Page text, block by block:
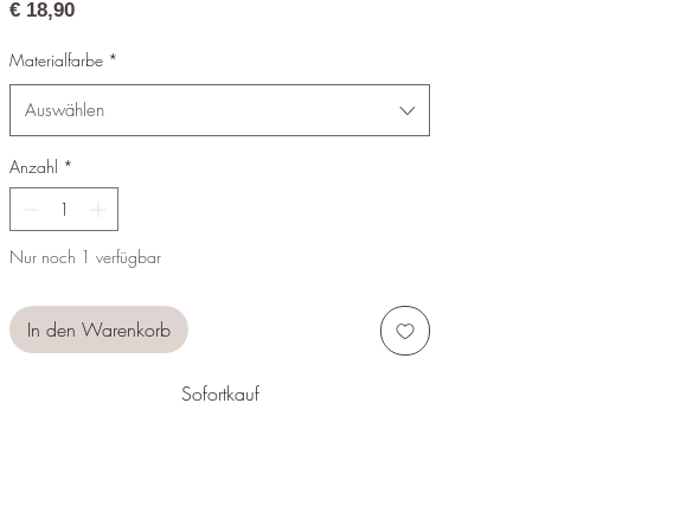
€ 18,90Preis
Materialfarbe *
Auswählen
Anzahl *
Nur noch 1 verfügbar
In den Warenkorb
Sofortkauf